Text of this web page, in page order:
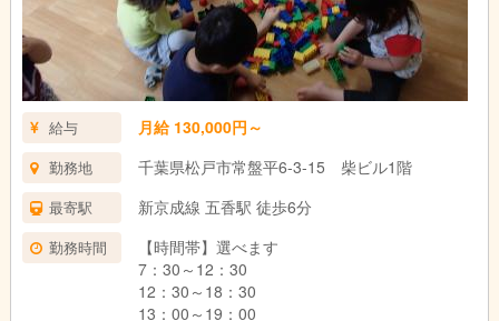
給与 月給 130,000円～
勤務地 千葉県松戸市常盤平6-3-15 柴ビル1階
最寄駅 新京成線 五香駅 徒歩6分
勤務時間
【時間帯】選べます
7：30～12：30
12：30～18：30
13：00～19：00